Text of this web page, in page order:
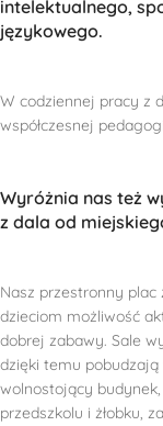
intelektualnego,
językowego.
W codziennej pracy z
współczesnej
Wyróżnia nas też
z dala od
Nasz przestronny
dzieciom możliwość
dobrej zabawy. Sale
dzięki temu
wolnostojący
przedszkolu i żłobku,